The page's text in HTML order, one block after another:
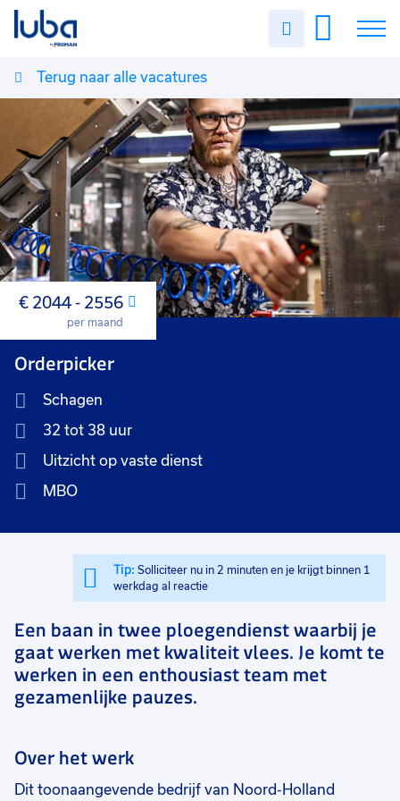
Uren
Vacatures
Over ons
Voor werkgevers
Contact
Terug naar alle vacatures
Maand
€ 2044 - 2556
per maand
Orderpicker
Schagen
32 tot 38 uur
Uitzicht op vaste dienst
MBO
Tip: Solliciteer nu in 2 minuten en je krijgt binnen 1
werkdag al reactie
Een baan in twee ploegendienst waarbij je
gaat werken met kwaliteit vlees. Je komt te
werken in een enthousiast team met
gezamenlijke pauzes.
Over het werk
Dit toonaangevende bedrijf van Noord-Holland